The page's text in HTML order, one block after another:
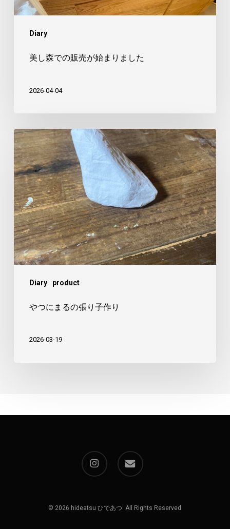
Diary
始
美し森での販売が始まりました
2026-04-04
Diary product
や
つ
に
ま
る
の
張
り
子
やつにまるの張り子作り
2026-03-19
instagram email
© 2026 hideatsu ひであつ. All Rights Reserved